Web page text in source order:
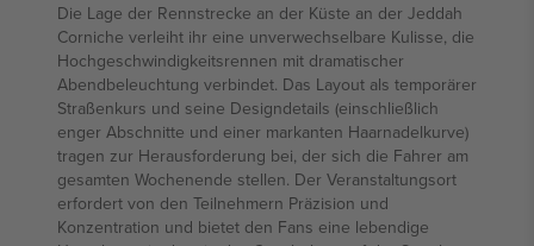
Die Lage der Rennstrecke an der Küste an der Jeddah
Corniche verleiht ihr eine unverwechselbare Kulisse, die
Hochgeschwindigkeitsrennen mit dramatischer
Abendbeleuchtung verbindet. Das Layout als temporärer
Straßenkurs und seine Designdetails (einschließlich
enger Abschnitte und einer markanten Haarnadelkurve)
tragen zur Herausforderung bei, der sich die Fahrer am
gesamten Wochenende stellen. Der Veranstaltungsort
erfordert von den Teilnehmern Präzision und
Konzentration und bietet den Fans eine lebendige